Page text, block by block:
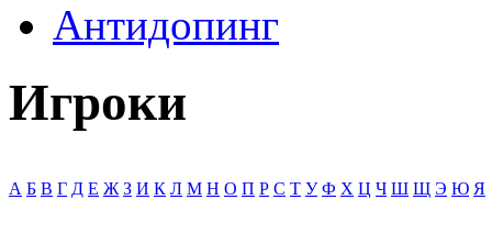
Антидопинг
Игроки
А Б В Г Д Е Ж З И К Л М Н О П Р С Т У Ф Х Ц Ч Ш Щ Э Ю Я